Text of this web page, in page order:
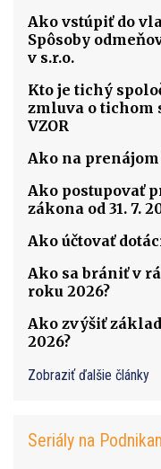
Ako vstúpiť do
Spôsoby
v s.r.o.
Kto je tichý
zmluva o tichom
VZOR
Ako na prenájom
Ako postupovať
zákona od 31. 7.
Ako účtovať
Ako sa brániť v
roku 2026?
Ako zvýšiť
2026?
Zobraziť ďalšie články
Seriály na